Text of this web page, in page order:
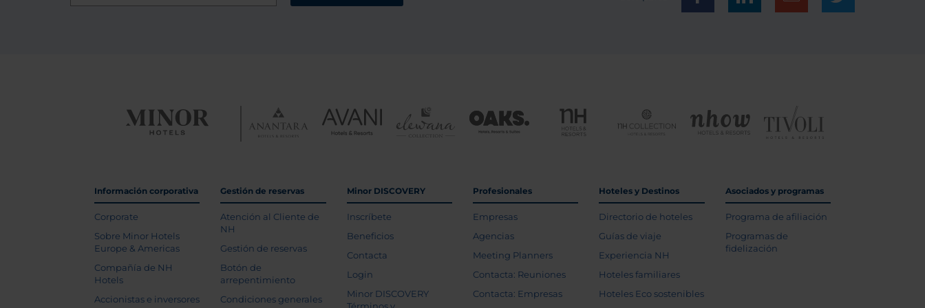
Información corporativa
Corporate
Sobre Minor Hotels
Europe & Americas
Compañía de NH
Hotels
Accionistas e inversores
Gestión de reservas
Atención al Cliente de
NH
Gestión de reservas
Botón de
arrepentimiento
Condiciones generales
Minor DISCOVERY
Inscríbete
Beneficios
Contacta
Login
Minor DISCOVERY
Profesionales
Empresas
Agencias
Meeting Planners
Contacta: Reuniones
Contacta: Empresas
Hoteles y Destinos
Directorio de hoteles
Guías de viaje
Experiencia NH
Hoteles familiares
Hoteles Eco sostenibles
Asociados y programas
Programa de afiliación
Programas de
fidelización